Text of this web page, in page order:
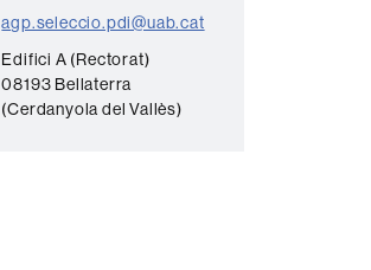
agp.seleccio.pdi@uab.cat
Edifici A (Rectorat)
08193 Bellaterra
(Cerdanyola del Vallès)